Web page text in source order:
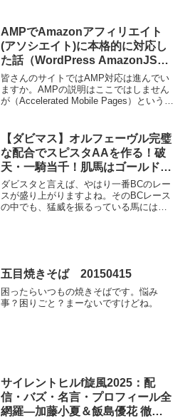
で食べられるとの事！通常は６８０円で
出されているものです。これ...
AMPでAmazonアフィリエイト
(アソシエイト)に本格的に対応し
た話（WordPress AmazonJSを
使う）
皆さんのサイトではAMP対応は進んでい
ますか。AMPの説明はここではしません
が（Accelerated Mobile Pages）というモ
やグルメサイトを中心に、国...
【ダビマス】オルフェーヴル完璧
な配合でスピスタAAを作る！破
天・一騎当千！肌馬はゴールドシ
ップでも完璧。
ダビスタと言えば、やはり一番BCのレー
スが盛り上がりますよね。そのBCレース
の中でも、猛威を振るっている馬にはや
五目焼きそば 20150415
困ったらいつもの焼きそばです。悩み
事？困りごと？まーないですけどね。
サイレントヒルf旋風2025：配
信・バズ・名言・プロフィール全
網羅―加藤小夏＆飯島優花 徹底